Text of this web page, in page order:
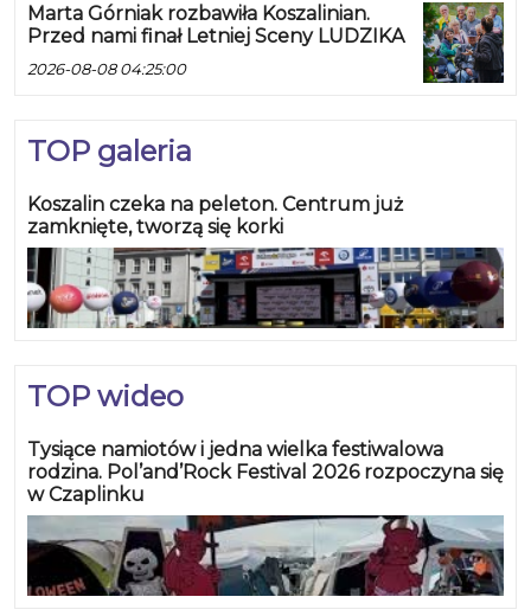
Marta Górniak rozbawiła Koszalinian.
Przed nami finał Letniej Sceny LUDZIKA
2026-08-08 04:25:00
TOP galeria
Koszalin czeka na peleton. Centrum już
zamknięte, tworzą się korki
TOP wideo
Tysiące namiotów i jedna wielka festiwalowa
rodzina. Pol’and’Rock Festival 2026 rozpoczyna się
w Czaplinku